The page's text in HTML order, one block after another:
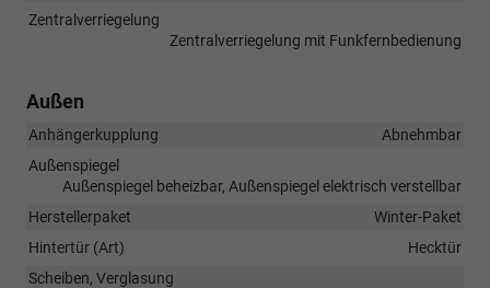
Zentralverriegelung
Zentralverriegelung mit Funkfernbedienung
Außen
Anhängerkupplung
Abnehmbar
Außenspiegel
Außenspiegel beheizbar, Außenspiegel elektrisch verstellbar
Herstellerpaket
Winter-Paket
Hintertür (Art)
Hecktür
Scheiben, Verglasung